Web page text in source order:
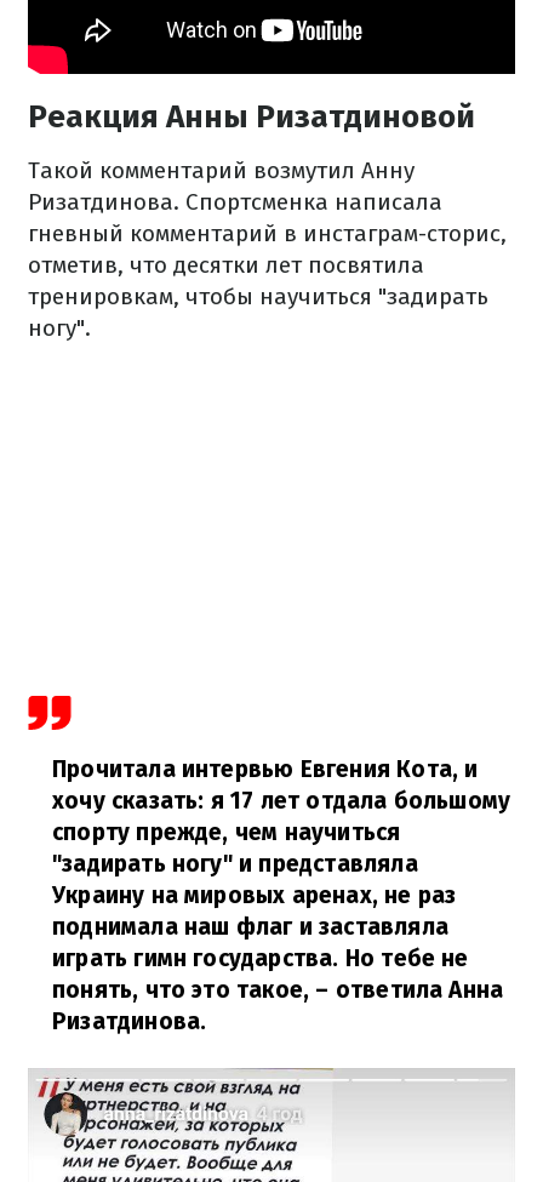
Реакция Анны Ризатдиновой
Такой комментарий возмутил Анну
Ризатдинова. Спортсменка написала
гневный комментарий в инстаграм-сторис,
отметив, что десятки лет посвятила
тренировкам, чтобы научиться "задирать
ногу".
Прочитала интервью Евгения Кота, и
хочу сказать: я 17 лет отдала большому
спорту прежде, чем научиться
"задирать ногу" и представляла
Украину на мировых аренах, не раз
поднимала наш флаг и заставляла
играть гимн государства. Но тебе не
понять, что это такое, – ответила Анна
Ризатдинова.